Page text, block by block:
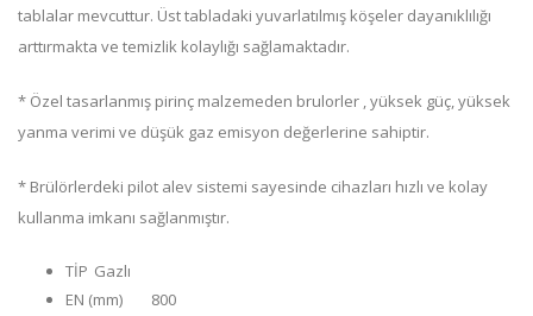
tablalar mevcuttur. Üst tabladaki yuvarlatılmış köşeler dayanıklılığı
arttırmakta ve temizlik kolaylığı sağlamaktadır.
* Özel tasarlanmış pirinç malzemeden brulorler , yüksek güç, yüksek
yanma verimi ve düşük gaz emisyon değerlerine sahiptir.
* Brülörlerdeki pilot alev sistemi sayesinde cihazları hızlı ve kolay
kullanma imkanı sağlanmıştır.
TİP Gazlı
EN (mm)
800